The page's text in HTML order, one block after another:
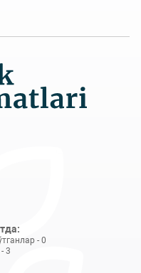
- 0
3